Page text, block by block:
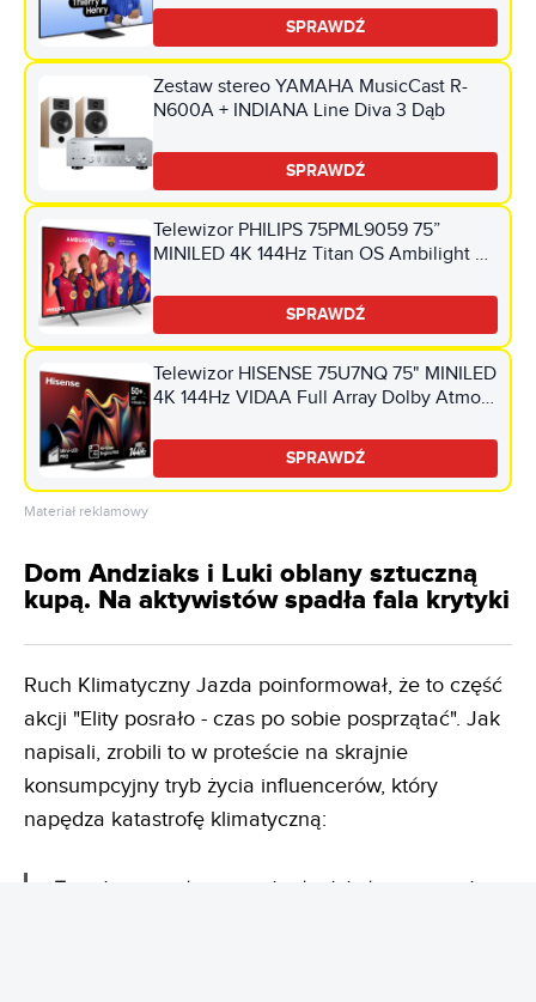
SPRAWDŹ
Zestaw stereo YAMAHA MusicCast R-
N600A + INDIANA Line Diva 3 Dąb
SPRAWDŹ
Telewizor PHILIPS 75PML9059 75”
MINILED 4K 144Hz Titan OS Ambilight 3
SPRAWDŹ
Telewizor HISENSE 75U7NQ 75" MINILED
4K 144Hz VIDAA Full Array Dolby Atmos
SPRAWDŹ
Materiał reklamowy
Dom Andziaks i Luki oblany sztuczną
kupą. Na aktywistów spadła fala krytyki
Ruch Klimatyczny Jazda poinformował, że to część
akcji "Elity posrało - czas po sobie posprzątać". Jak
napisali, zrobili to w proteście na skrajnie
konsumpcyjny tryb życia influencerów, który
napędza katastrofę klimatyczną:
To oni arogancko promują skrajnie konsumpcyjny